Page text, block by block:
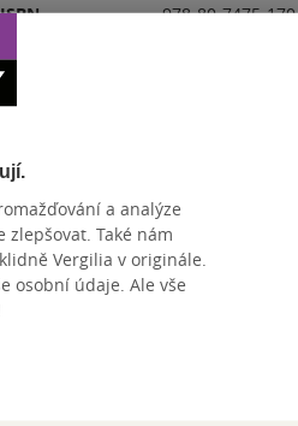
ISBN
978-80-7475-
Nic moc 1
a analýze
Také nám
Vergilia v originále.
osobní údaje. Ale vše